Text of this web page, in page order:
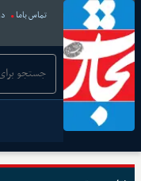
تماس باما